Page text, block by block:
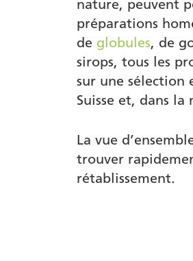
nature, peuvent
préparations
de globules, de
sirops, tous les
sur une sélection
Suisse et, dans
La vue
trouver
rétablissement.